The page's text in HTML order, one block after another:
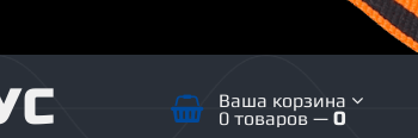
Ваша корзина
0 товаров — 0